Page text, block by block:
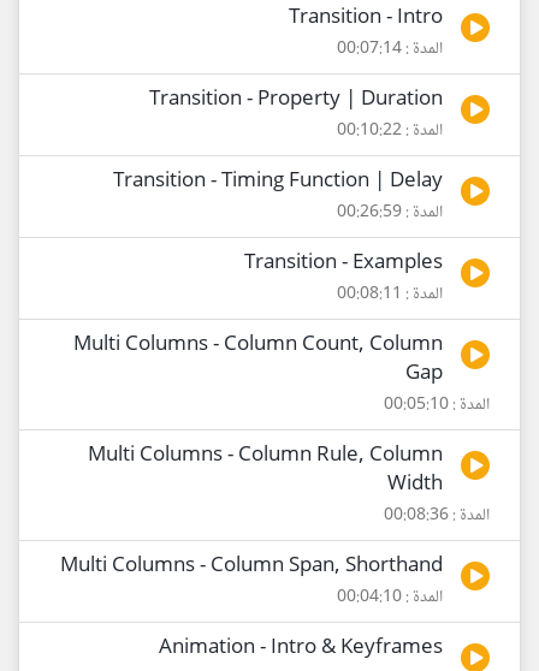
Transition - Intro
المدة : 00:07:14
Transition - Property | Duration
المدة : 00:10:22
Transition - Timing Function | Delay
المدة : 00:26:59
Transition - Examples
المدة : 00:08:11
Multi Columns - Column Count, Column
Gap
المدة : 00:05:10
Multi Columns - Column Rule, Column
Width
المدة : 00:08:36
Multi Columns - Column Span, Shorthand
المدة : 00:04:10
Animation - Intro & Keyframes